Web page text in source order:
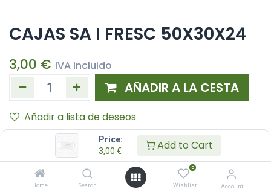
Price:
3,00 € Add to Cart
Home Search
0
Wishlist Account
CAJAS SA I FRESC 50X30X24
3,00 € IVA Incluido
AÑADIR A LA CESTA
Añadir a lista de deseos